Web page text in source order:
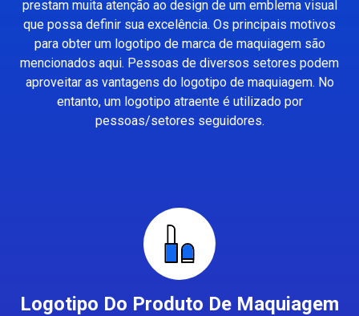
prestam muita atenção ao design de um emblema visual
que possa definir sua excelência. Os principais motivos
para obter um logotipo de marca de maquiagem são
mencionados aqui. Pessoas de diversos setores podem
aproveitar as vantagens do logotipo de maquiagem. No
entanto, um logotipo atraente é utilizado por
pessoas/setores seguidores.
Logotipo Do Produto De Maquiagem